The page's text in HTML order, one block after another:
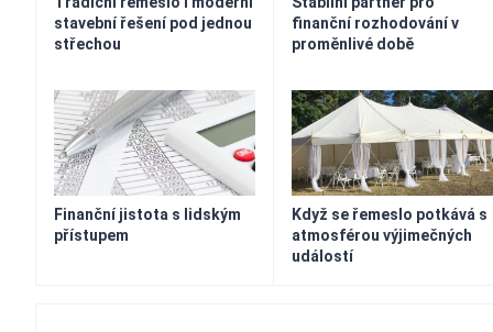
stavební řešení pod jednou
střechou
finanční rozhodování v
proměnlivé době
Finanční jistota s lidským
přístupem
Když se řemeslo potkává s
atmosférou výjimečných
událostí